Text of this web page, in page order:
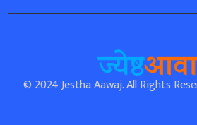
© 2024 Jestha Aawaj. All Rights